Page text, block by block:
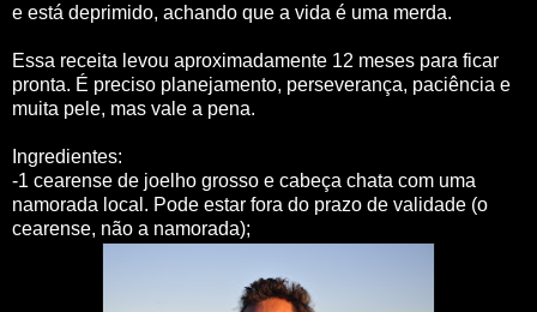
e está deprimido, achando que a vida é uma merda.
Essa receita levou aproximadamente 12 meses para ficar
pronta. É preciso planejamento, perseverança, paciência e
muita pele, mas vale a pena.
Ingredientes:
-1 cearense de joelho grosso e cabeça chata com uma
namorada local. Pode estar fora do prazo de validade (o
cearense, não a namorada);